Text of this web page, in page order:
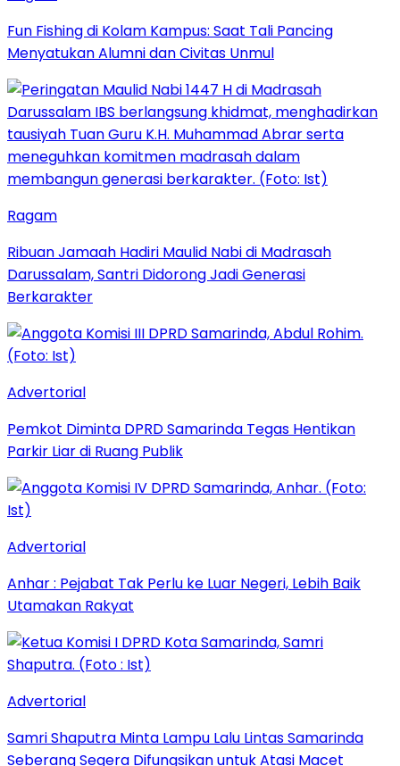
Fun Fishing di Kolam Kampus: Saat Tali Pancing
Menyatukan Alumni dan Civitas Unmul
Ragam
Ribuan Jamaah Hadiri Maulid Nabi di Madrasah
Darussalam, Santri Didorong Jadi Generasi
Berkarakter
Advertorial
Pemkot Diminta DPRD Samarinda Tegas Hentikan
Parkir Liar di Ruang Publik
Advertorial
Anhar : Pejabat Tak Perlu ke Luar Negeri, Lebih Baik
Utamakan Rakyat
Advertorial
Samri Shaputra Minta Lampu Lalu Lintas Samarinda
Seberang Segera Difungsikan untuk Atasi Macet